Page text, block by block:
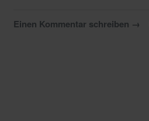
Einen Kommentar schreiben →